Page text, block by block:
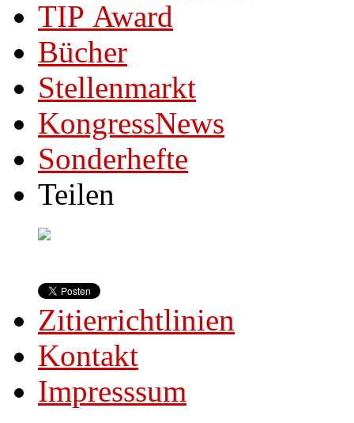
TIP Award
Bücher
Stellenmarkt
KongressNews
Sonderhefte
Teilen
Zitierrichtlinien
Kontakt
Impresssum